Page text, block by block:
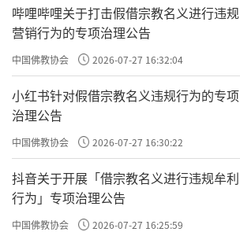
哔哩哔哩关于打击假借宗教名义进行违规
营销行为的专项治理公告
中国佛教协会 2026-07-27 16:32:04
小红书针对假借宗教名义违规行为的专项
治理公告
中国佛教协会 2026-07-27 16:30:22
抖音关于开展「借宗教名义进行违规牟利
行为」专项治理公告
中国佛教协会 2026-07-27 16:25:59